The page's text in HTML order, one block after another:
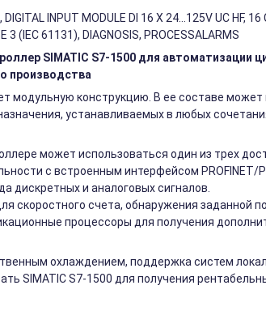
INPUT MODULE DI 16 X 24...125V UC HF, 16
3 (IEC 61131), DIAGNOSIS, PROCESSALARMS
SIMATIC S7-1500 для автоматизации
производства
модульную конструкцию. В ее составе может
устанавливаемых в любых
может использоваться один из трех
с встроенным интерфейсом PROFINET/
дискретных и аналоговых сигналов.
скоростного счета, обнаружения заданной
процессоры для получения
охлаждением, поддержка систем
SIMATIC S7-1500 для получения